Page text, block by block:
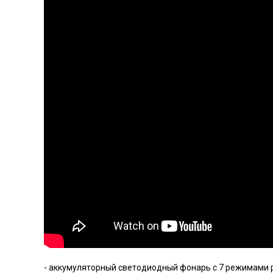
- аккумуляторный светодиодный фонарь с 7 режимами